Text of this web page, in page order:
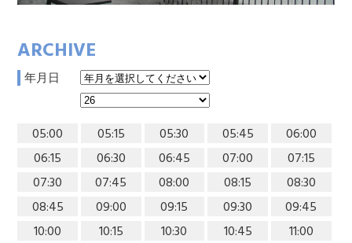
ARCHIVE
年月日
05:00 05:15 05:30 05:45
06:00
06:15
06:30 06:45 07:00
07:15
07:30
07:45 08:00 08:15
08:30
08:45
09:00 09:15 09:30
09:45
10:00
10:15 10:30 10:45
11:00